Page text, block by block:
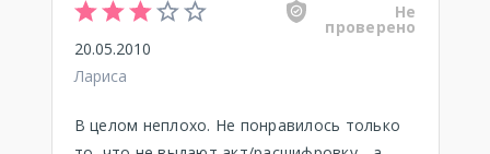
Не
проверено
20.05.2010
Лариса
В целом неплохо. Не понравилось только